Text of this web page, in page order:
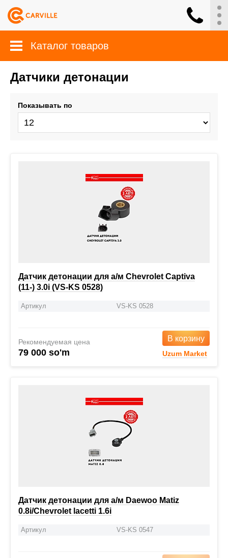
Каталог товаров
Датчики детонации
Показывать по
Датчик детонации для а/м Chevrolet Captiva
(11-) 3.0i (VS-KS 0528)
Артикул VS-KS 0528
Рекомендуемая цена
79 000 so'm
В корзину
Uzum Market
Датчик детонации для а/м Daewoo Matiz
0.8i/Chevrolet lacetti 1.6i
Артикул VS-KS 0547